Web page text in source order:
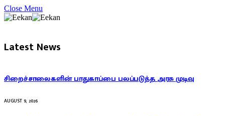
Close Menu
Latest News
சிறைச்சாலைகளின் பாதுகாப்பை பலப்படுத்த அரசு முடிவு
AUGUST 9, 2026